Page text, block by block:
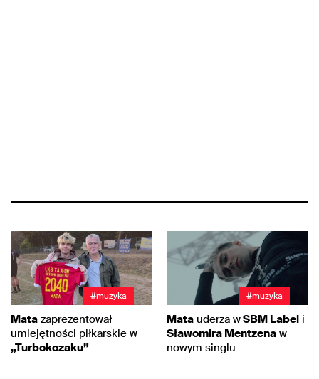
#muzyka
Mata zaprezentował
umiejętności piłkarskie w
„Turbokozaku”
#muzyka
Mata uderza wSBM Label i
Sławomira Mentzena w
nowym singlu